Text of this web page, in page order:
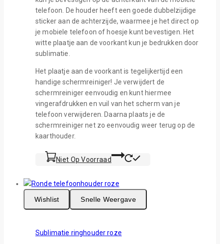
telefoon. De houder heeft een goede dubbelzijdige
sticker aan de achterzijde, waarmee je het direct op
je mobiele telefoon of hoesje kunt bevestigen. Het
witte plaatje aan de voorkant kun je bedrukken door
sublimatie.
Het plaatje aan de voorkant is tegelijkertijd een
handige schermreiniger! Je verwijdert de
schermreiniger eenvoudig en kunt hiermee
vingerafdrukken en vuil van het scherm van je
telefoon verwijderen. Daarna plaats je de
schermreiniger net zo eenvoudig weer terug op de
kaarthouder.
Niet Op Voorraad
Wishlist Snelle Weergave
Sublimatie ringhouder roze